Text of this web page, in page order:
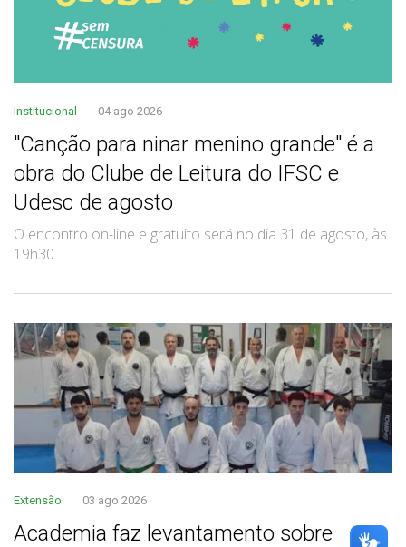
Institucional 04 ago 2026
"Canção para ninar menino grande" é a
obra do Clube de Leitura do IFSC e
Udesc de agosto
O encontro on-line e gratuito será no dia 31 de agosto, às
19h30
Extensão 03 ago 2026
Academia faz levantamento sobre